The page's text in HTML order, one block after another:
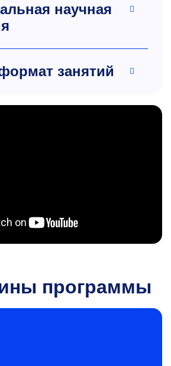
научная
занятий
программы